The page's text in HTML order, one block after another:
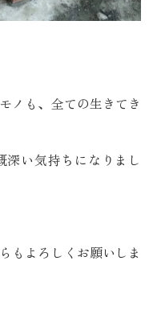
ノも、全ての生きてき
い気持ちになりまし
もよろしくお願いしま